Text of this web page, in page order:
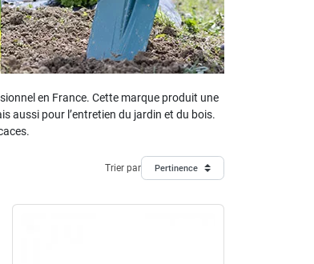
en France. Cette marque produit une
aussi pour l’entretien du jardin et du bois.
Trier par Pertinence